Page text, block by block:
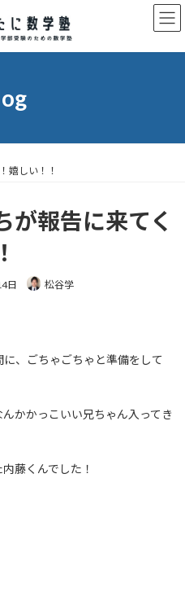
嬉しい！！
が報告に来てく
日 松谷学
、ごちゃごちゃと準備をして
かかっこいい兄ちゃん入ってき
藤くんでした！